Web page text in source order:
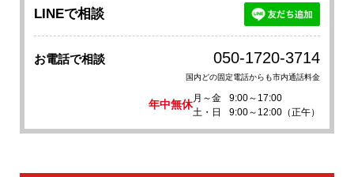
LINEで相談
お電話で相談 050-1720-3714
国内どの固定電話からも市内通話料金
年中無休
月～金
9:00～17:00
土・日
9:00～12:00（正午）